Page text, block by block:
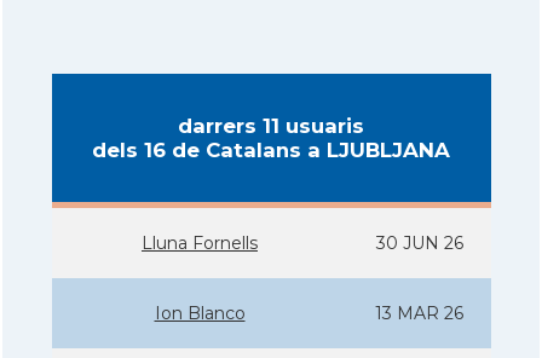
darrers 11 usuaris
dels 16 de Catalans a LJUBLJANA
Lluna Fornells 30 JUN 26
Ion Blanco 13 MAR 26